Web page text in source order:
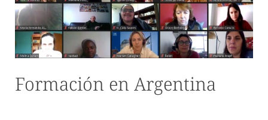
Formación en Argentina